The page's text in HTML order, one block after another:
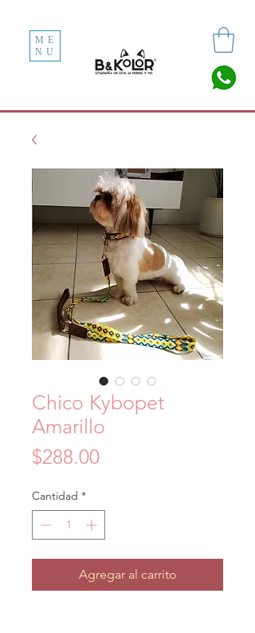
ME
NU
Chico Kybopet
Amarillo
$288.00Precio
Cantidad *
Agregar al carrito